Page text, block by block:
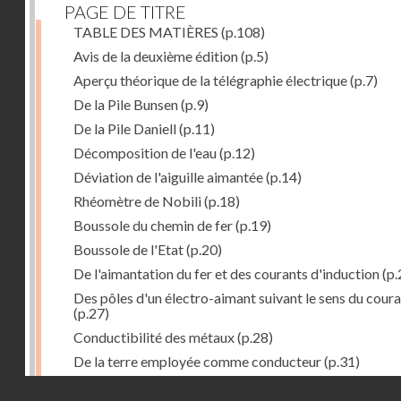
PAGE DE TITRE
TABLE DES MATIÈRES (p.108)
Avis de la deuxième édition(p.5)
Aperçu théorique de la télégraphie électrique(p.7)
De la Pile Bunsen(p.9)
De la Pile Daniell(p.11)
Décomposition de l'eau(p.12)
Déviation de l'aiguille aimantée(p.14)
Rhéomètre de Nobili(p.18)
Boussole du chemin de fer(p.19)
Boussole de l'Etat(p.20)
De l'aimantation du fer et des courants d'induction
Des pôles d'un électro-aimant suivant le sens du
(p.27)
Conductibilité des métaux(p.28)
De la terre employée comme conducteur(p.31)